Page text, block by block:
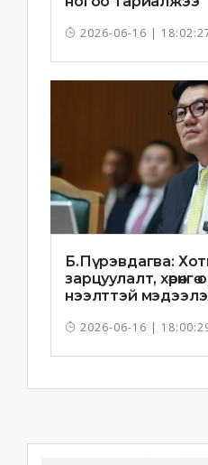
2026-06-16 |
Б.Пүрэвдагва:
зарцуулалт,
нээлттэй
2026-06-16 |